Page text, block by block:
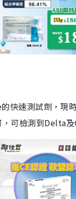
快速測試劑，現
可檢測到Delta